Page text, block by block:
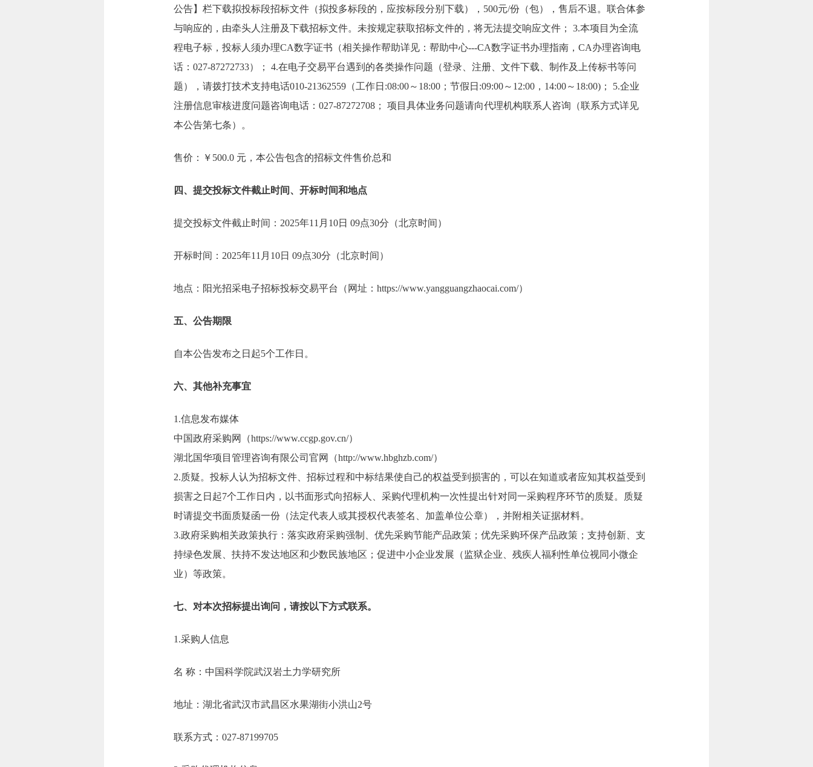
公告】栏下载拟投标段招标文件（拟投多标段的，应按标段分别下载），500元/份（包），售后不退。联合体参
与响应的，由牵头人注册及下载招标文件。未按规定获取招标文件的，将无法提交响应文件； 3.本项目为全流
程电子标，投标人须办理CA数字证书（相关操作帮助详见：帮助中心---CA数字证书办理指南，CA办理咨询电
话：027-87272733）； 4.在电子交易平台遇到的各类操作问题（登录、注册、文件下载、制作及上传标书等问
题），请拨打技术支持电话010-21362559（工作日:08:00～18:00；节假日:09:00～12:00，14:00～18:00)； 5.企业
注册信息审核进度问题咨询电话：027-87272708； 项目具体业务问题请向代理机构联系人咨询（联系方式详见
本公告第七条）。
售价：￥500.0 元，本公告包含的招标文件售价总和
四、提交投标文件截止时间、开标时间和地点
提交投标文件截止时间：2025年11月10日 09点30分（北京时间）
开标时间：2025年11月10日 09点30分（北京时间）
地点：阳光招采电子招标投标交易平台（网址：https://www.yangguangzhaocai.com/）
五、公告期限
自本公告发布之日起5个工作日。
六、其他补充事宜
1.信息发布媒体
中国政府采购网（https://www.ccgp.gov.cn/）
湖北国华项目管理咨询有限公司官网（http://www.hbghzb.com/）
2.质疑。投标人认为招标文件、招标过程和中标结果使自己的权益受到损害的，可以在知道或者应知其权益受到
损害之日起7个工作日内，以书面形式向招标人、采购代理机构一次性提出针对同一采购程序环节的质疑。质疑
时请提交书面质疑函一份（法定代表人或其授权代表签名、加盖单位公章），并附相关证据材料。
3.政府采购相关政策执行：落实政府采购强制、优先采购节能产品政策；优先采购环保产品政策；支持创新、支
持绿色发展、扶持不发达地区和少数民族地区；促进中小企业发展（监狱企业、残疾人福利性单位视同小微企
业）等政策。
七、对本次招标提出询问，请按以下方式联系。
1.采购人信息
名 称：中国科学院武汉岩土力学研究所
地址：湖北省武汉市武昌区水果湖街小洪山2号
联系方式：027-87199705